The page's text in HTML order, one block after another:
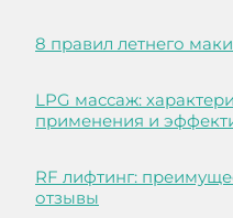
8 правил летнего
LPG массаж:
применения и
RF лифтинг:
отзывы